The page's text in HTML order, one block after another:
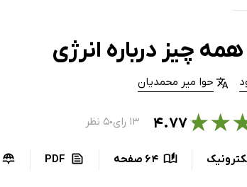
چیز درباره انرژی
حوا میر محمدیان
★
★۴.۷۷ ۱۳ رای ●۵ نظر
64 صفحه PDF